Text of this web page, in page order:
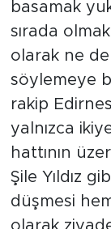
basamak
sırada
olarak ne
söylemeye
rakip
yalnızca
hattının
Şile Yıldız
düşmesi
olarak